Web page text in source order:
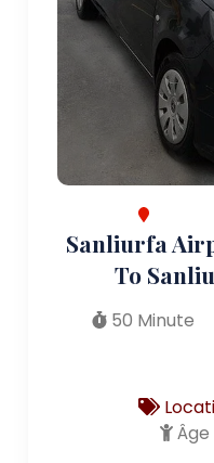
Sanliurfa
To
50 Minute